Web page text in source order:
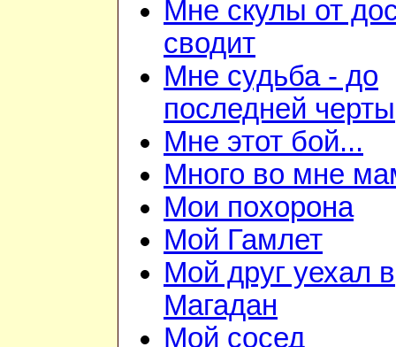
Мне скулы от
сводит
Мне судьба - до
последней черты
Мне этот бой...
Много во мне
Мои похорона
Мой Гамлет
Мой друг уехал в
Магадан
Мой сосед